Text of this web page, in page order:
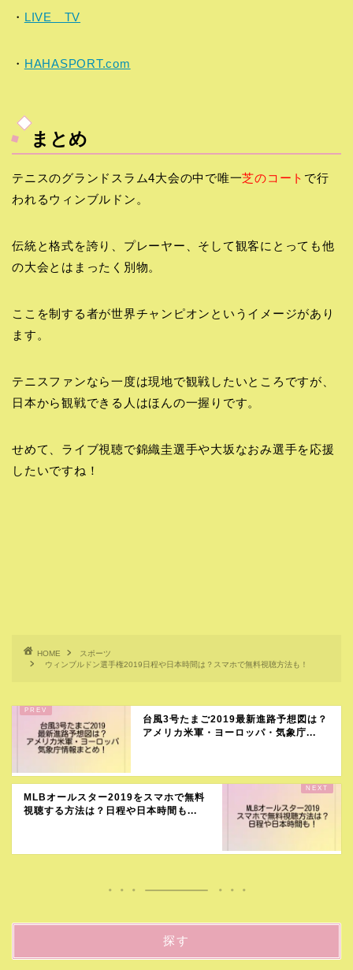
・ LIVE TV
・ HAHASPORT.com
まとめ
テニスのグランドスラム4大会の中で唯一芝のコート で行
われるウィンブルドン。
伝統と格式を誇り、プレーヤー、そして観客にとっても他
の大会とはまったく別物。
ここを制する者が世界チャンピオンというイメージがあり
ます。
テニスファンなら一度は現地で観戦したいところですが、
日本から観戦できる人はほんの一握りです。
せめて、ライブ視聴で錦織圭選手や大坂なおみ選手を応援
したいですね！
HOME
スポーツ
ウィンブルドン選手権2019日程や日本時間は？スマホで無料視聴方法も！
台風3号たまご2019最新進路予想図は？
アメリカ米軍・ヨーロッパ・気象庁...
MLBオールスター2019をスマホで無料
視聴する方法は？日程や日本時間も...
探す